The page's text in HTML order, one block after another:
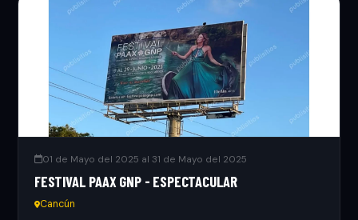
01 de Mayo del 2025 al 31 de Mayo del 2025
FESTIVAL PAAX GNP - ESPECTACULAR
Cancún